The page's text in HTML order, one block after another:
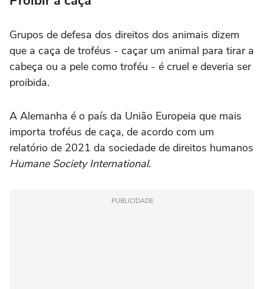
Grupos de defesa dos direitos dos animais dizem
que a caça de troféus - caçar um animal para tirar a
cabeça ou a pele como troféu - é cruel e deveria ser
proibida.
A Alemanha é o país da União Europeia que mais
importa troféus de caça, de acordo com um
relatório de 2021 da sociedade de direitos humanos
Humane Society International.
PUBLICIDADE